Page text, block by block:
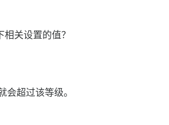
关设置的值？
会超过该等级。